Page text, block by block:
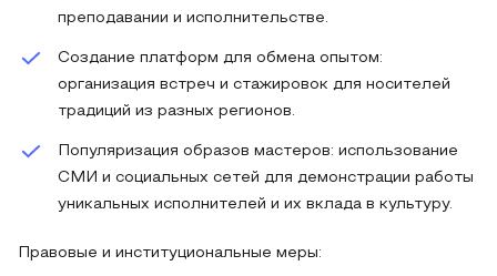
преподавании и исполнительстве.
Создание платформ для обмена опытом:
организация встреч и стажировок для носителей
традиций из разных регионов.
Популяризация образов мастеров: использование
СМИ и социальных сетей для демонстрации работы
уникальных исполнителей и их вклада в культуру.
Правовые и институциональные меры: